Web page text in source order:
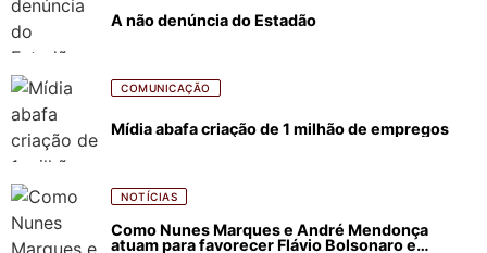
A não denúncia do Estadão
COMUNICAÇÃO
Mídia abafa criação de 1 milhão de empregos
NOTÍCIAS
Como Nunes Marques e André Mendonça
atuam para favorecer Flávio Bolsonaro e